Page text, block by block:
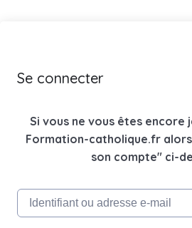
Se connecter
Si vous ne vous êtes encore
Formation-catholique.fr
son compte" ci-